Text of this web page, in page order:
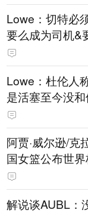
Lowe：切特必
要么成为司机&
Lowe：杜伦人
是活塞至今没
阿贾·威尔逊/克
国女篮公布世
解说谈AUBL：